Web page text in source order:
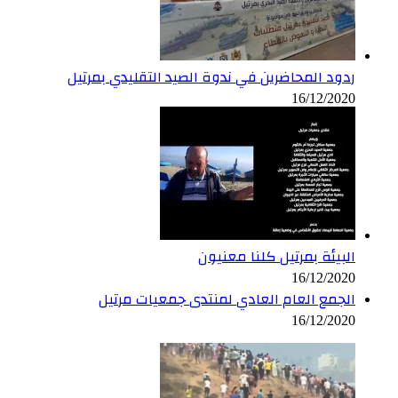
ردود المحاضرين في ندوة الصيد التقليدي بمرتيل
16/12/2020
البيئة بمرتيل كلنا معنيون
16/12/2020
الجمع العام العادي لمنتدى جمعيات مرتيل
16/12/2020